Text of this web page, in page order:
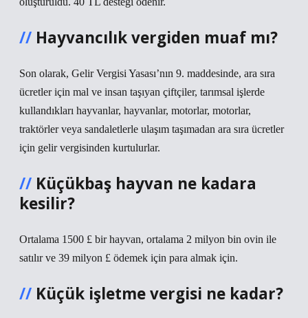
Hayvancılık vergiden muaf mı?
Son olarak, Gelir Vergisi Yasası’nın 9. maddesinde, ara sıra
ücretler için mal ve insan taşıyan çiftçiler, tarımsal işlerde
kullandıkları hayvanlar, hayvanlar, motorlar, motorlar,
traktörler veya sandaletlerle ulaşım taşımadan ara sıra ücretler
için gelir vergisinden kurtulurlar.
Küçükbaş hayvan ne kadara
kesilir?
Ortalama 1500 £ bir hayvan, ortalama 2 milyon bin ovin ile
satılır ve 39 milyon £ ödemek için para almak için.
Küçük işletme vergisi ne kadar?